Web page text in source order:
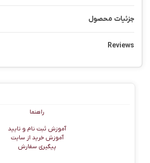
جزئیات محصول
Reviews
راهنما
آموزش ثبت نام و تایید
آموزش خرید از سایت
پیگیری سفارش